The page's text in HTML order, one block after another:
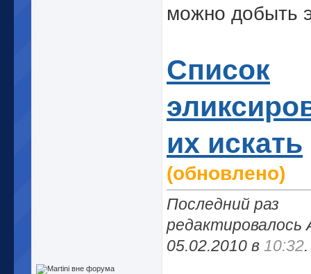
можно добыть
Список
их искать
(обновлено)
Последний раз
редактировалось
05.02.2010 в 10:32.